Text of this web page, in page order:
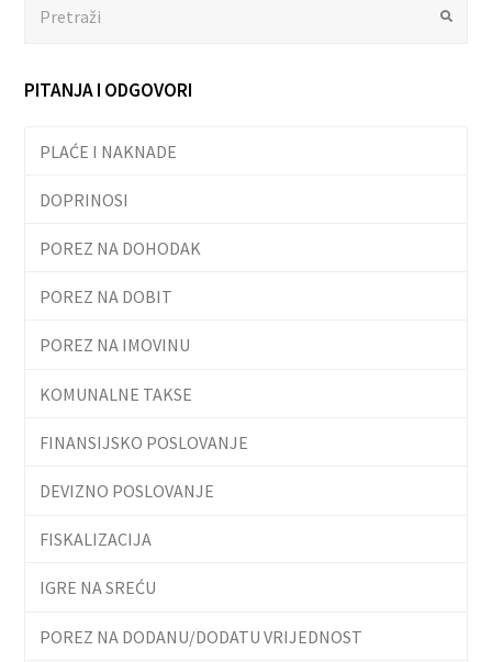
PITANJA I ODGOVORI
PLAĆE I NAKNADE
DOPRINOSI
POREZ NA DOHODAK
POREZ NA DOBIT
POREZ NA IMOVINU
KOMUNALNE TAKSE
FINANSIJSKO POSLOVANJE
DEVIZNO POSLOVANJE
FISKALIZACIJA
IGRE NA SREĆU
POREZ NA DODANU/DODATU VRIJEDNOST